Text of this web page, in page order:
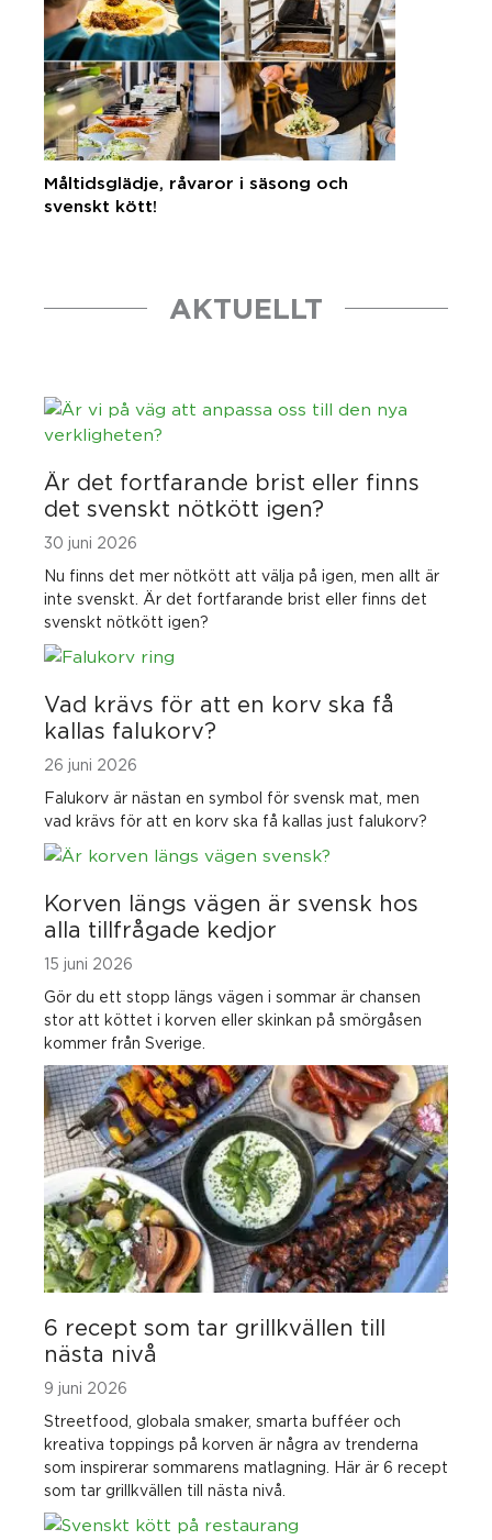
Måltidsglädje, råvaror i säsong och
svenskt kött!
AKTUELLT
Är det fortfarande brist eller finns
det svenskt nötkött igen?
30 juni 2026
Nu finns det mer nötkött att välja på igen, men allt är
inte svenskt. Är det fortfarande brist eller finns det
svenskt nötkött igen?
Vad krävs för att en korv ska få
kallas falukorv?
26 juni 2026
Falukorv är nästan en symbol för svensk mat, men
vad krävs för att en korv ska få kallas just falukorv?
Korven längs vägen är svensk hos
alla tillfrågade kedjor
15 juni 2026
Gör du ett stopp längs vägen i sommar är chansen
stor att köttet i korven eller skinkan på smörgåsen
kommer från Sverige.
6 recept som tar grillkvällen till
nästa nivå
9 juni 2026
Streetfood, globala smaker, smarta bufféer och
kreativa toppings på korven är några av trenderna
som inspirerar sommarens matlagning. Här är 6 recept
som tar grillkvällen till nästa nivå.